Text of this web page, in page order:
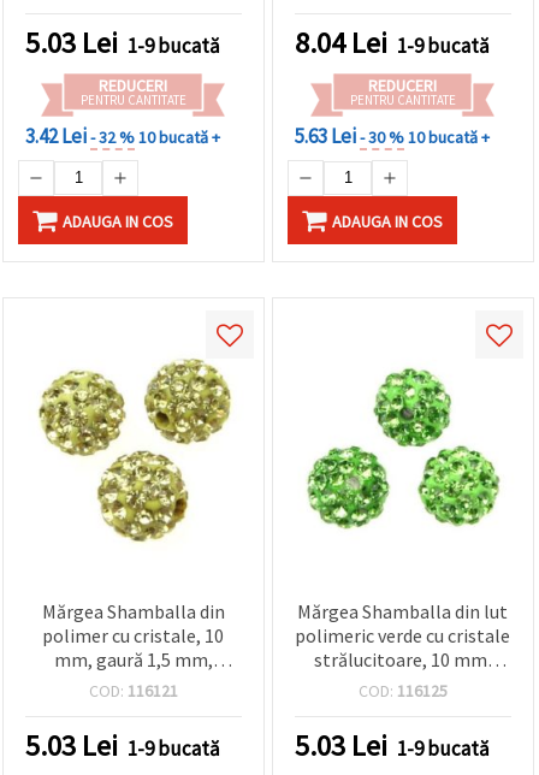
5.03 Lei 1-9 bucată
REDUCERI
PENTRU CANTITATE
3.42 Lei- 32 %10 bucată +
ADAUGA IN COS
accesorii și proiecte DIY
8.04Lei 1-9 bucată
REDUCERI
PENTRU CANTITATE
5.63 Lei- 30 %10 bucată +
ADAUGA IN COS
Mărgea Shamballa din
polimer cu cristale, 10
mm, gaură 1,5 mm,
galben deschis
COD: 116121
5.03 Lei 1-9 bucată
Mărgea Shamballa din lut
polimeric verde cu cristale
strălucitoare, 10 mm,
Orificiu: 1,5 mm – ideală
handmade, accesorii și
proiecte DIY/craft
COD: 116125
5.03 Lei 1-9 bucată